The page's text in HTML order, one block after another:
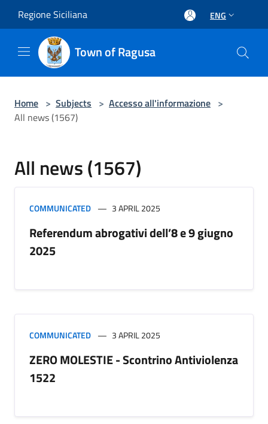
Regione Siciliana ENG
Town of Ragusa
Home > Subjects > Accesso all'informazione >
All news (1567)
All news (1567)
COMMUNICATED 3 APRIL 2025
Referendum abrogativi dell’8 e 9 giugno
2025
COMMUNICATED 3 APRIL 2025
ZERO MOLESTIE - Scontrino Antiviolenza
1522